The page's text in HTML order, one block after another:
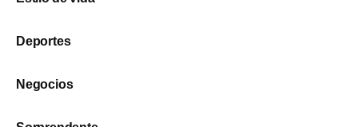
Deportes
Negocios